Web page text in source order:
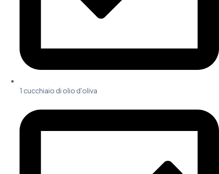
1 cucchiaio di olio d'oliva